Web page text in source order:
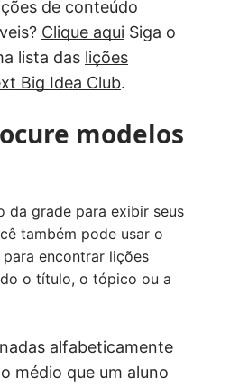
de conteúdo
Clique aqui Siga o
lista das lições
Big Idea Club.
modelos
da grade para exibir seus
também pode usar o
encontrar lições
o título, o tópico ou a
alfabeticamente
médio que um aluno